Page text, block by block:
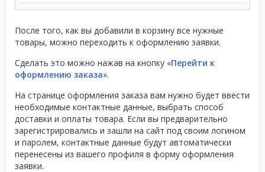
После того, как вы добавили в корзину все нужные
товары, можно переходить к оформлению заявки.
Сделать это можно нажав на кнопку «Перейти к
оформлению заказа».
На странице оформления заказа вам нужно будет ввести
необходимые контактные данные, выбрать способ
доставки и оплаты товара. Если вы предварительно
зарегистрировались и зашли на сайт под своим логином
и паролем, контактные данные будут автоматически
перенесены из вашего профиля в форму оформления
заявки.